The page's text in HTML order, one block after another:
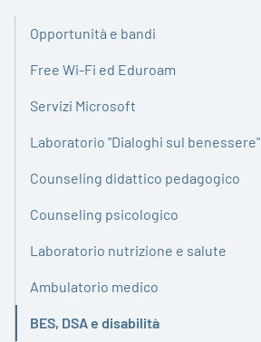
Opportunità e bandi
Free Wi-Fi ed Eduroam
Servizi Microsoft
Laboratorio "Dialoghi sul benessere"
Counseling didattico pedagogico
Counseling psicologico
Laboratorio nutrizione e salute
Ambulatorio medico
BES, DSA e disabilità
Attivo